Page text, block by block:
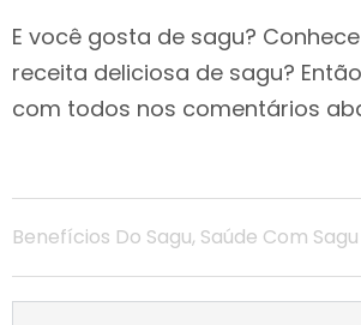
E você gosta de sagu?
receita deliciosa de sagu?
com todos nos comentários
Benefícios Do Sagu, Saúde Com Sagu